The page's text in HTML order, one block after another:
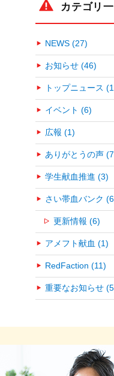
カテゴリ
NEWS (27)
お知らせ (46)
トップニュース
イベント (6)
広報 (1)
ありがとうの声
学生献血推進 (3)
さい帯血バンク
更新情報 (6)
アメフト献血 (1)
RedFaction (11)
重要なお知らせ